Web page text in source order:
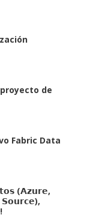
de
Fabric Data
(𝗔𝘇𝘂𝗿𝗲,